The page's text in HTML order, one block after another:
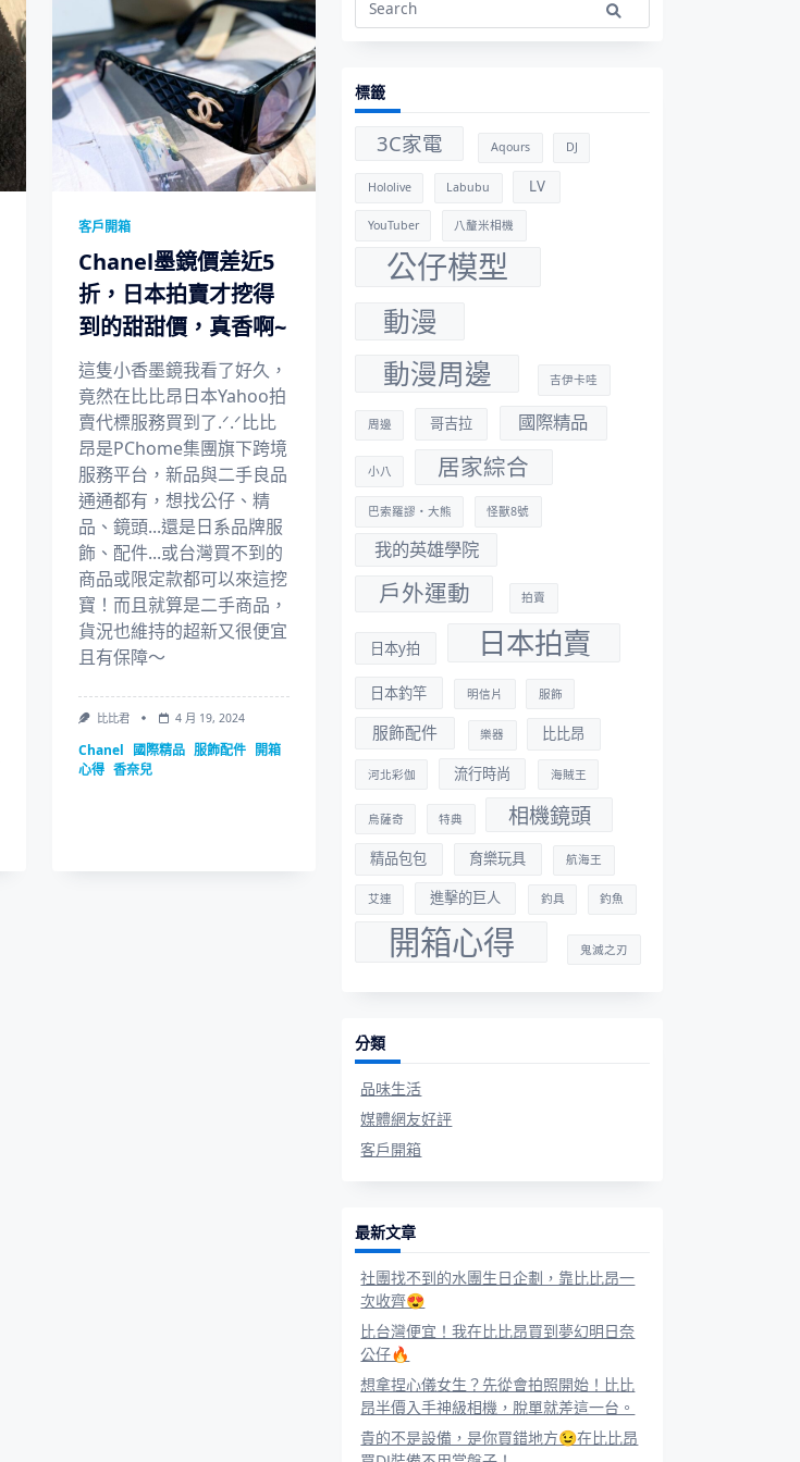
客戶開箱
Chanel墨鏡價差近5
折，日本拍賣才挖得
到的甜甜價，真香啊~
這隻小香墨鏡我看了好久，
竟然在比比昂日本Yahoo拍
賣代標服務買到了.ᐟ.ᐟ比比
昂是PChome集團旗下跨境
服務平台，新品與二手良品
通通都有，想找公仔、精
品、鏡頭...還是日系品牌服
飾、配件...或台灣買不到的
商品或限定款都可以來這挖
寶！而且就算是二手商品，
貨況也維持的超新又很便宜
且有保障～
比比君 4 月 19, 2024
Chanel 國際精品 服飾配件 開箱
心得 香奈兒
Search
標籤
3C家電 Aqours DJ
Hololive Labubu LV
YouTuber 八釐米相機
公仔模型
動漫
動漫周邊
吉伊卡哇
周邊 哥吉拉 國際精品
小八 居家綜合
巴索羅謬・大熊 怪獸8號
我的英雄學院
戶外運動 拍賣
日本y拍 日本拍賣
日本釣竿 明信片 服飾
服飾配件 樂器 比比昂
河北彩伽 流行時尚 海賊王
烏薩奇 特典 相機鏡頭
精品包包 育樂玩具 航海王
艾連 進擊的巨人 釣具 釣魚
開箱心得 鬼滅之刃
分類
品味生活
媒體網友好評
客戶開箱
最新文章
社團找不到的水團生日企劃，靠比比昂一
次收齊😍
比台灣便宜！我在比比昂買到夢幻明日奈
公仔🔥
想拿捏心儀女生？先從會拍照開始！比比
昂半價入手神級相機，脫單就差這一台。
貴的不是設備，是你買錯地方😉在比比昂